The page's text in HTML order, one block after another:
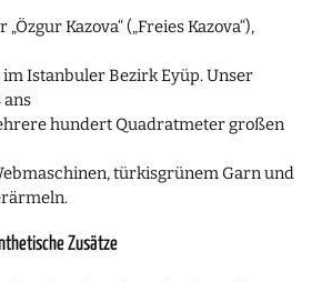
Kazova“ („Freies Kazova“),
Istanbuler Bezirk Eyüp. Unser
ans
hundert Quadratmeter großen
türkisgrünem Garn und
Zusätze